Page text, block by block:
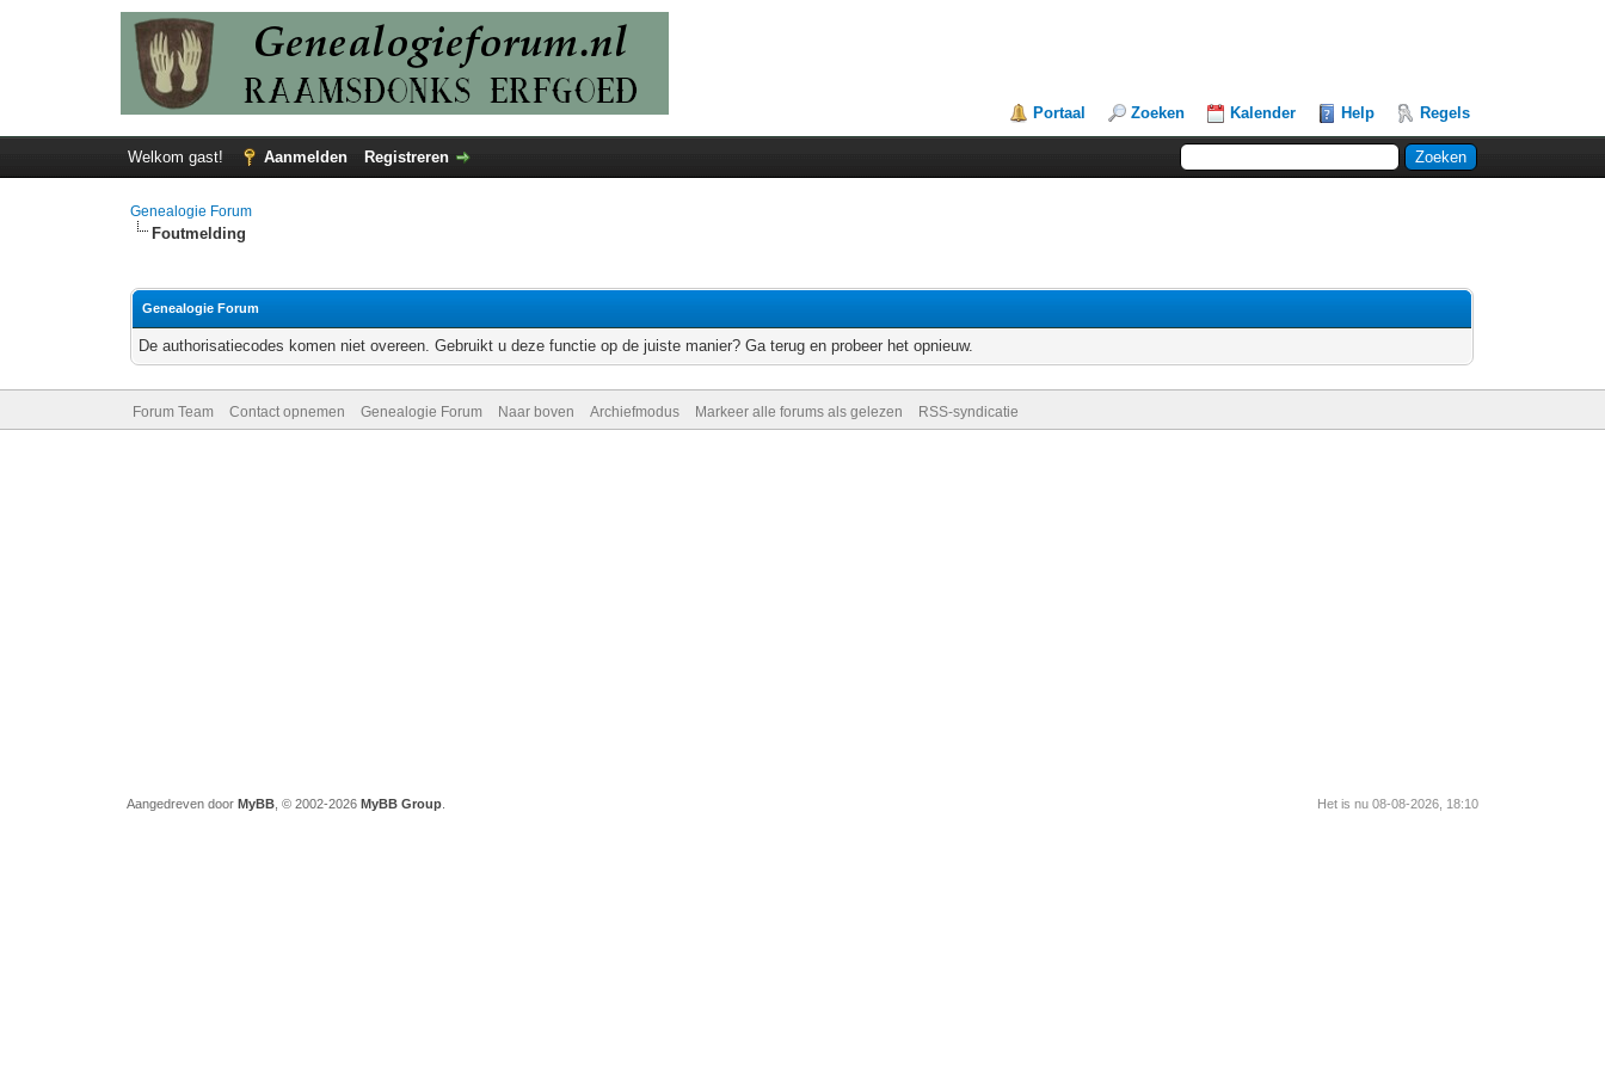
Portaal Zoeken Kalender Help Regels
Welkom gast! Aanmelden Registreren
Genealogie Forum
Foutmelding
Genealogie Forum
De authorisatiecodes komen niet overeen. Gebruikt u deze functie op de juiste manier? Ga terug en probeer het opnieuw.
Forum Team Contact opnemen Genealogie Forum Naar boven Archiefmodus Markeer alle forums als gelezen RSS-syndicatie
Het is nu 08-08-2026, 18:10
Aangedreven door MyBB, © 2002-2026 MyBB Group.